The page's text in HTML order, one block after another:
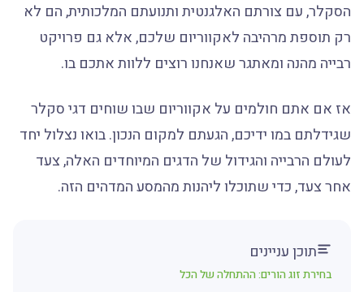
הסקלר, עם צורתם האלגנטית ותנועתם המלכותית, הם לא
רק תוספת מרהיבה לאקווריום שלכם, אלא גם פרויקט
רבייה מהנה ומאתגר שאנחנו רוצים ללוות אתכם בו.
אז אם אתם חולמים על אקווריום שבו שוחים דגי סקלר
שגידלתם במו ידיכם, הגעתם למקום הנכון. בואו נצלול יחד
לעולם הרבייה והגידול של הדגים המיוחדים האלה, צעד
אחר צעד, כדי שתוכלו ליהנות מהמסע המדהים הזה.
תוכן עניינים
בחירת זוג הורים: ההתחלה של הכל